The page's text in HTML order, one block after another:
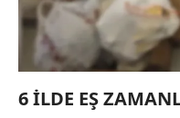
kılınması ve
reklam/pazarlama
sınırlı olarak açık
Çerezlere ilişkin
6 İLDE EŞ